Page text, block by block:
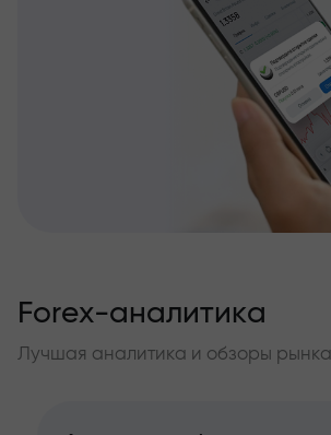
Forex-аналитика
Лучшая аналитика и обзоры рынка